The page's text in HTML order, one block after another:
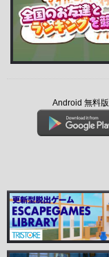
Android 無料版